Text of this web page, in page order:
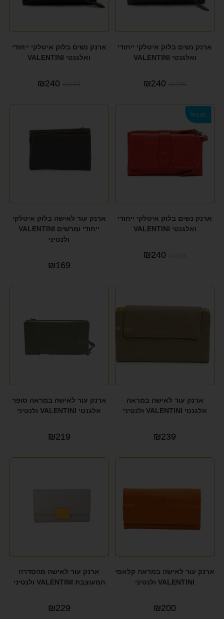
ארנק נשים בלוק איטלקי ייחודי
ואלגנטי VALENTINI
₪299
₪240
ארנק נשים בלוק איטלקי ייחודי
ואלגנטי VALENTINI
₪299
₪240
מבצע!
ארנק נשים בלוק איטלקי ייחודי
ואלגנטי VALENTINI
₪299
₪240
ארנק עור לאישה בלוק איטלקי
ייחודי ומרשים VALENTINI
ולנטיני
₪169
ארנק עור לאישה במראה
אלגנטי VALENTINI ולנטיני
₪239
ארנק עור לאישה במראה סופר
אלגנטי VALENTINI ולנטיני
₪219
ארנק עור לאישה במראה קלאסי
VALENTINI ולנטיני
₪200
ארנק עור לאישה מהסדרה
המעוצבת VALENTINI ולנטיני
₪229